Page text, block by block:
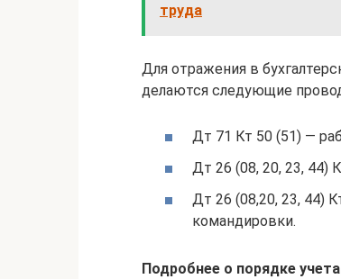
труда
Для отражения в
делаются следующие
Дт 71 Кт 50 (51) —
Дт 26 (08, 20, 23, 44)
Дт 26 (08,20, 23, 44)
командировки.
Подробнее о порядке